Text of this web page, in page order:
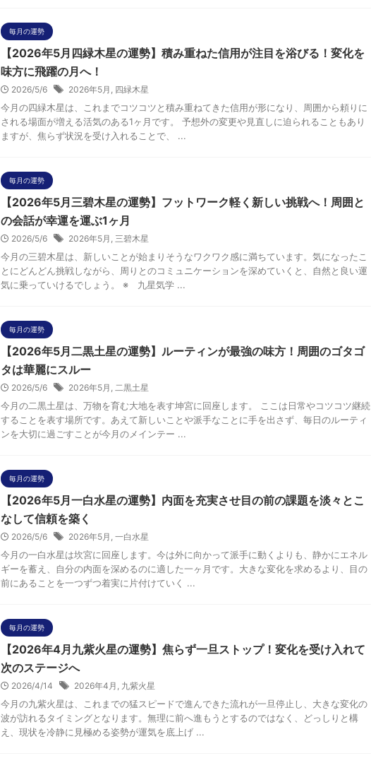
毎月の運勢
【2026年5月四緑木星の運勢】積み重ねた信用が注目を浴びる！変化を
味方に飛躍の月へ！
2026/5/6 2026年5月 , 四緑木星
今月の四緑木星は、これまでコツコツと積み重ねてきた信用が形になり、周囲から頼りに
される場面が増える活気のある1ヶ月です。 予想外の変更や見直しに迫られることもあり
ますが、焦らず状況を受け入れることで、 ...
毎月の運勢
【2026年5月三碧木星の運勢】フットワーク軽く新しい挑戦へ！周囲と
の会話が幸運を運ぶ1ヶ月
2026/5/6 2026年5月 , 三碧木星
今月の三碧木星は、新しいことが始まりそうなワクワク感に満ちています。気になったこ
とにどんどん挑戦しながら、周りとのコミュニケーションを深めていくと、自然と良い運
気に乗っていけるでしょう。 ※ 九星気学 ...
毎月の運勢
【2026年5月二黒土星の運勢】ルーティンが最強の味方！周囲のゴタゴ
タは華麗にスルー
2026/5/6 2026年5月 , 二黒土星
今月の二黒土星は、万物を育む大地を表す坤宮に回座します。 ここは日常やコツコツ継続
することを表す場所です。あえて新しいことや派手なことに手を出さず、毎日のルーティ
ンを大切に過ごすことが今月のメインテー ...
毎月の運勢
【2026年5月一白水星の運勢】内面を充実させ目の前の課題を淡々とこ
なして信頼を築く
2026/5/6 2026年5月 , 一白水星
今月の一白水星は坎宮に回座します。今は外に向かって派手に動くよりも、静かにエネル
ギーを蓄え、自分の内面を深めるのに適した一ヶ月です。大きな変化を求めるより、目の
前にあることを一つずつ着実に片付けていく ...
毎月の運勢
【2026年4月九紫火星の運勢】焦らず一旦ストップ！変化を受け入れて
次のステージへ
2026/4/14 2026年4月 , 九紫火星
今月の九紫火星は、これまでの猛スピードで進んできた流れが一旦停止し、大きな変化の
波が訪れるタイミングとなります。無理に前へ進もうとするのではなく、どっしりと構
え、現状を冷静に見極める姿勢が運気を底上げ ...